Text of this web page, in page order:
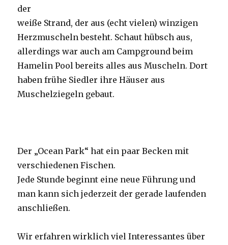
der
weiße Strand, der aus (echt vielen) winzigen
Herzmuscheln besteht. Schaut hübsch aus,
allerdings war auch am Campground beim
Hamelin Pool bereits alles aus Muscheln. Dort
haben frühe Siedler ihre Häuser aus
Muschelziegeln gebaut.
Der „Ocean Park“ hat ein paar Becken mit
verschiedenen Fischen.
Jede Stunde beginnt eine neue Führung und
man kann sich jederzeit der gerade laufenden
anschließen.
Wir erfahren wirklich viel Interessantes über